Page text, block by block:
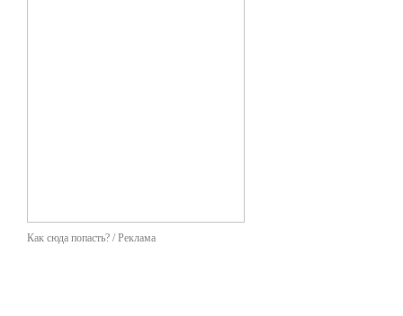
Как сюда попасть? / Реклама